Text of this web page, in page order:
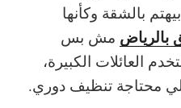
بالشقة وكأنها
مش بس
العائلات الكبيرة،
محتاجة تنظيف دوري.